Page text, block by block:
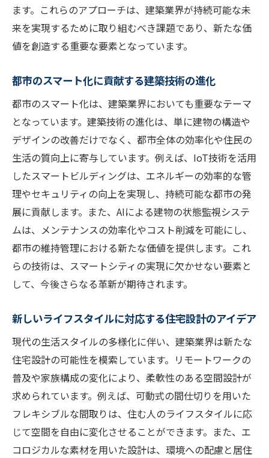
BIMの導入がもたらす建築プロセスの変革
クラウド技術を活用した建築プロジェクト
の管理
デジタルツールによる現場の安全性向上
プロジェクト管理ソフトウェアの選び方
デジタル化がもたらす業務効率の向上
エコデザインの建築業商品開発がもたらす環境
への影響とその未来
環境への負担を軽減するための建築材料選
び
自然と調和する都市デザインの事例
気候変動に対応した建築設計の考え方
グリーンビルディング認証の取得とその意
義
ル
建築業の未来を切り拓く商品開発における革新
的な施工技術の役割
AIとロボティクスが変える施工現場の未来
自動化技術の導入による工期短縮の実現
無人機を活用した建設現場の監視と管理
ます。これらのアプローチは、建築業界が持続可能な未
来を実現するために取り組むべき課題であり、新たな価
値を創造する重要な要素となっています。
都市のスマート化に貢献する建築技術の進化
都市のスマート化は、建築業界においても重要なテーマ
となっています。建築技術の進化は、単に建物の構造や
デザインの改善だけでなく、都市全体の効率化や住民の
生活の質向上に寄与しています。例えば、IoT技術を活用
したスマートビルディングは、エネルギーの効率的な管
理やセキュリティの向上を実現し、持続可能な都市の発
展に貢献します。また、AIによる建物の状態監視システ
ムは、メンテナンスの効率化やコスト削減を可能にし、
都市の維持管理における新たな価値を提供します。これ
らの技術は、スマートシティの実現に欠かせない要素と
して、今後さらなる革新が期待されます。
新しいライフスタイルに対応する住宅設計のアイデア
現代の生活スタイルの多様化に伴い、建築業界は新たな
住宅設計の可能性を模索しています。リモートワークの
普及や家族構成の変化により、柔軟性のある空間設計が
求められています。例えば、可動式の間仕切りを用いた
フレキシブルな間取りは、住む人のライフスタイルに応
じて空間を自由に変化させることができます。また、エ
コロジカルな素材を用いた設計は、環境への配慮と居住